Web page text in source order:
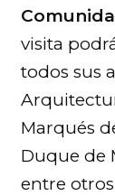
visita
todos sus
Marqués
Duque de
entre